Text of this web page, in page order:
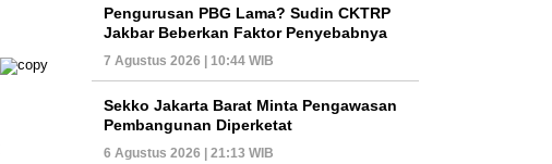
Pengurusan PBG Lama? Sudin CKTRP
Jakbar Beberkan Faktor Penyebabnya
7 Agustus 2026 | 10:44 WIB
Sekko Jakarta Barat Minta Pengawasan
Pembangunan Diperketat
6 Agustus 2026 | 21:13 WIB